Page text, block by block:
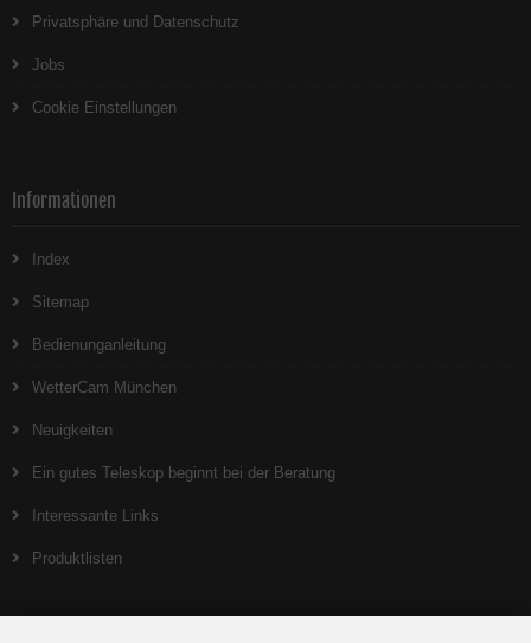
Privatsphäre und Datenschutz
Jobs
Cookie Einstellungen
Informationen
Index
Sitemap
Bedienunganleitung
WetterCam München
Neuigkeiten
Ein gutes Teleskop beginnt bei der Beratung
Interessante Links
Produktlisten